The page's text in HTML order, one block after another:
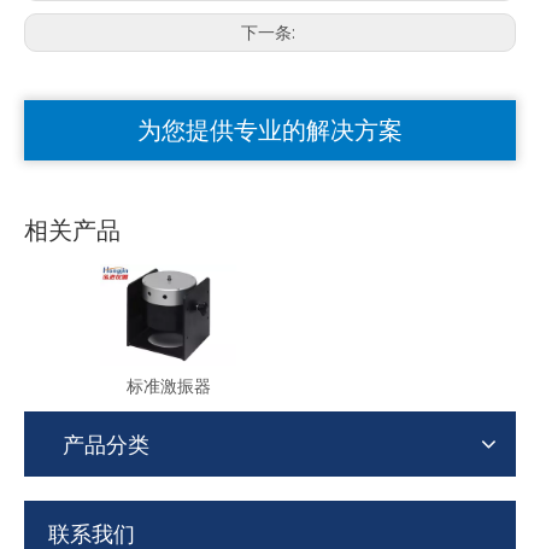
下一条:
为您提供专业的解决方案
相关产品
标准激振器
产品分类
联系我们